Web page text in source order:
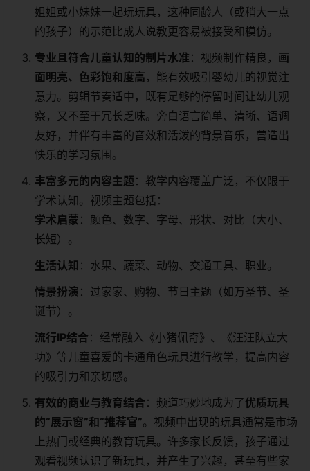
姐姐或小妹妹一起玩玩具，这种同龄人（或稍大一点
的孩子）的示范比成人说教更容易被接受和模仿。
专业且符合儿童认知的制片水准 ：视频制作精良， 画
面明亮、色彩饱和度高 ，能有效吸引婴幼儿的视觉注
意力。剪辑节奏适中，既有足够的停留时间让幼儿观
察，又不至于冗长乏味。旁白语言简单、清晰、语调
友好，并伴有丰富的音效和活泼的背景音乐，营造出
快乐的学习氛围。
丰富多元的内容主题 ：教学内容覆盖广泛，不仅限于
学术认知。视频主题包括：
学术启蒙 ：颜色、数字、字母、形状、对比（大小、
长短）。
生活认知 ：水果、蔬菜、动物、交通工具、职业。
情景扮演 ：过家家、购物、节日主题（如万圣节、圣
诞节）。
流行IP结合 ：经常融入《小猪佩奇》、《汪汪队立大
功》等儿童喜爱的卡通角色玩具进行教学，提高内容
的吸引力和亲切感。
有效的商业与教育结合 ：频道巧妙地成为了优质玩具
的“展示窗”和“推荐官”。视频中出现的玩具通常是市场
上热门或经典的教育玩具。许多家长反馈，孩子通过
观看视频认识了新玩具，并产生了兴趣，甚至有些家